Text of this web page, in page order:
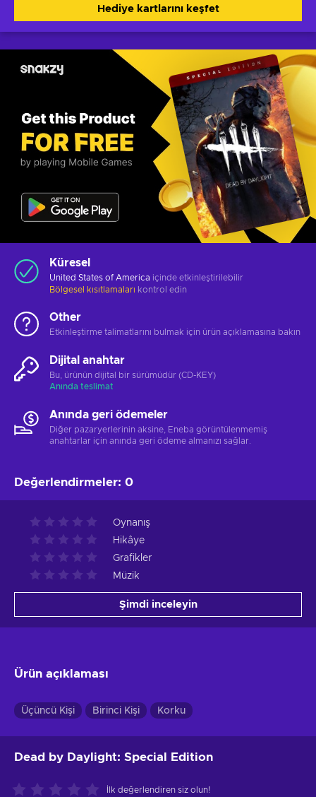
Hediye kartlarını keşfet
Küresel
United States of America içinde etkinleştirilebilir
Bölgesel kısıtlamaları kontrol edin
Other
Etkinleştirme talimatlarını bulmak için ürün açıklamasına bakın
Dijital anahtar
Bu, ürünün dijital bir sürümüdür (CD-KEY)
Anında teslimat
Anında geri ödemeler
Diğer pazaryerlerinin aksine, Eneba görüntülenmemiş
anahtarlar için anında geri ödeme almanızı sağlar.
Değerlendirmeler: 0
Oynanış
Hikâye
Grafikler
Müzik
Şimdi inceleyin
Ürün açıklaması
Üçüncü Kişi Birinci Kişi Korku
Dead by Daylight: Special Edition
İlk değerlendiren siz olun!